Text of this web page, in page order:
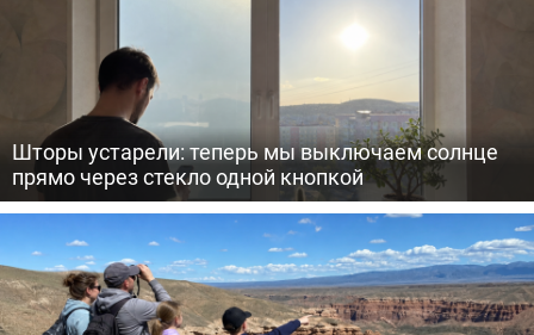
Шторы устарели: теперь мы выключаем солнце
прямо через стекло одной кнопкой